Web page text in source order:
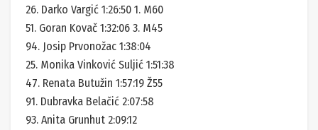
26. Darko Vargić 1:26:50 1. M60
51. Goran Kovač 1:32:06 3. M45
94. Josip Prvonožac 1:38:04
25. Monika Vinković Suljić 1:51:38
47. Renata Butužin 1:57:19 Ž55
91. Dubravka Belačić 2:07:58
93. Anita Grunhut 2:09:12